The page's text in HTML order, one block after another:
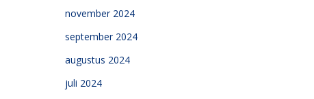
november 2024
september 2024
augustus 2024
juli 2024